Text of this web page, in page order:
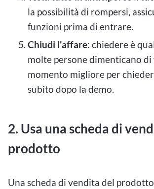
la possibilità di rompersi,
funzioni prima di entrare.
Chiudi l'affare: chiedere è
molte persone dimenticano di
momento migliore per
subito dopo la demo.
2. Usa una scheda di
prodotto
Una scheda di vendita del